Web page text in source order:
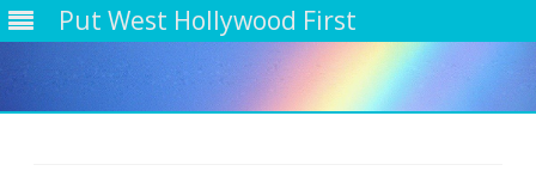
Put West Hollywood First